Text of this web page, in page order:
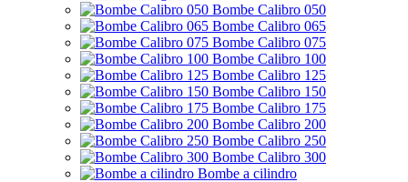
Bombe Calibro 050
Bombe Calibro 065
Bombe Calibro 075
Bombe Calibro 100
Bombe Calibro 125
Bombe Calibro 150
Bombe Calibro 175
Bombe Calibro 200
Bombe Calibro 250
Bombe Calibro 300
Bombe a cilindro